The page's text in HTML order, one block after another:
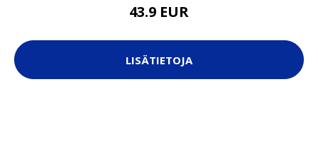
43.9 EUR
LISÄTIETOJA